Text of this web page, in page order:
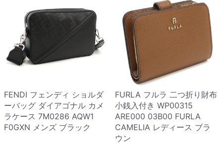
FENDI フェンディ ショルダ
ーバッグ ダイアゴナル カメ
ラケース 7M0286 AQW1
F0GXN メンズ ブラック
FURLA フルラ 二つ折り財布
小銭入付き WP00315
ARE000 03B00 FURLA
CAMELIA レディース ブラ
ウン